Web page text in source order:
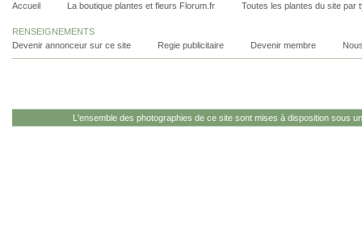
Accueil
La boutique plantes et fleurs Florum.fr Toutes les plantes du site par
RENSEIGNEMENTS
Devenir annonceur sur ce site
Regie publicitaire Devenir membre
L'ensemble des photographies de ce site sont mises à disposition sous